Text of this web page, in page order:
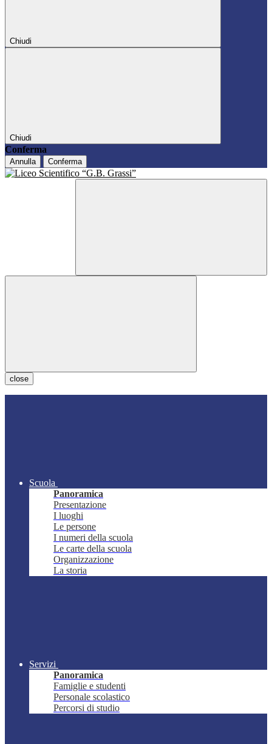
Chiudi
Chiudi
Conferma
Annulla Conferma
close
Scuola
Panoramica
Presentazione
I luoghi
Le persone
I numeri della scuola
Le carte della scuola
Organizzazione
La storia
Servizi
Panoramica
Famiglie e studenti
Personale scolastico
Percorsi di studio